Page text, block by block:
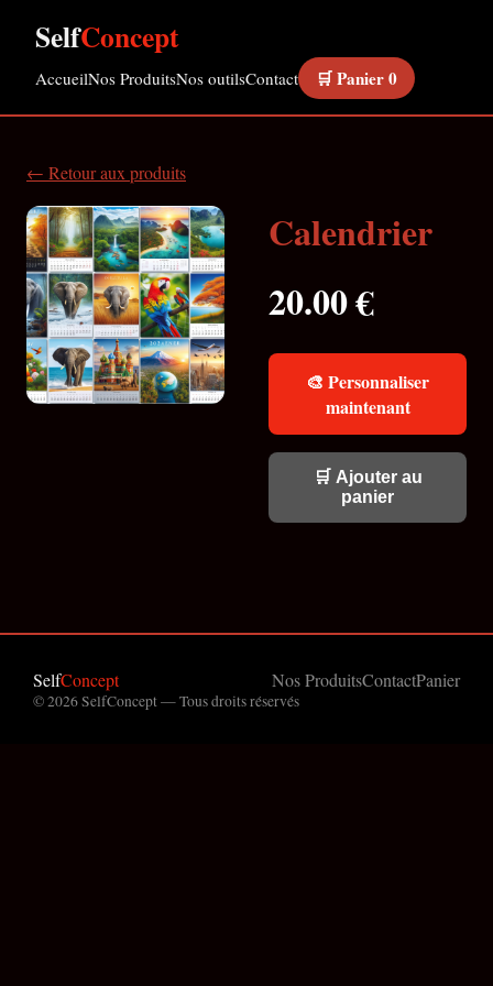
SelfConcept
AccueilNos ProduitsNos outilsContact 🛒 Panier0
← Retour aux produits
Calendrier
20.00 €
🎨 Personnaliser
maintenant
🛒 Ajouter au
panier
SelfConcept Nos ProduitsContactPanier
© 2026 SelfConcept — Tous droits réservés